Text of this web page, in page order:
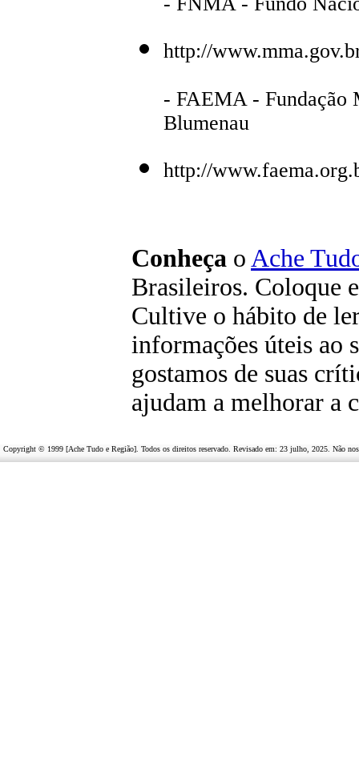
http://
- FAEMA - Fundação
Blumenau
http://
Conheça o Ache
Brasileiros. Coloque
Cultive o hábito de
informações úteis ao
gostamos de suas
ajudam a melhorar a
Copyright © 1999 [Ache Tudo e Região]. Todos os direitos reservado. Revisado em: 23 julho, 2025 . Não